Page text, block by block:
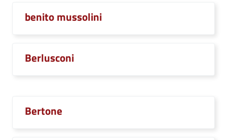
benito mussolini
Berlusconi
Bertone